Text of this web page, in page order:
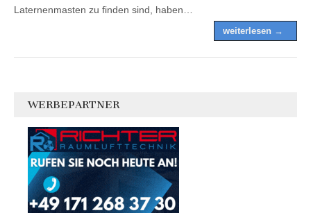
Laternenmasten zu finden sind, haben…
weiterlesen →
WERBEPARTNER